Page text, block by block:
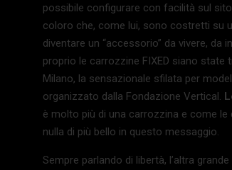
possibile configurare con facilità sul
coloro che, come lui, sono costretti su
diventare un “accessorio” da vivere,
proprio le carrozzine FIXED siano state
Milano, la sensazionale sfilata per
organizzato dalla Fondazione Vertical.
è molto più di una carrozzina e come le
nulla di più bello in questo messaggio.
Sempre parlando di libertà, l’altra